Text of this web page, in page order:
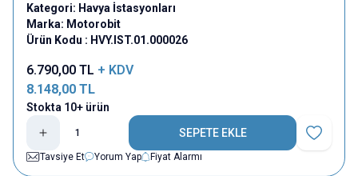
Kategori: Havya İstasyonları
Marka: Motorobit
Ürün Kodu : HVY.IST.01.000026
6.790,00 TL + KDV
8.148,00 TL
Stokta 10+ ürün
SEPETE EKLE
Favoriye
Tavsiye Et
Yorum Yap Fiyat Alarmı